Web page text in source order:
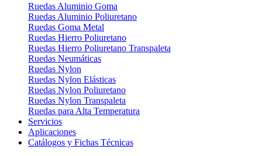
Ruedas Aluminio Goma
Ruedas Aluminio Poliuretano
Ruedas Goma Metal
Ruedas Hierro Poliuretano
Ruedas Hierro Poliuretano Transpaleta
Ruedas Neumáticas
Ruedas Nylon
Ruedas Nylon Elásticas
Ruedas Nylon Poliuretano
Ruedas Nylon Transpaleta
Ruedas para Alta Temperatura
Servicios
Aplicaciones
Catálogos y Fichas Técnicas